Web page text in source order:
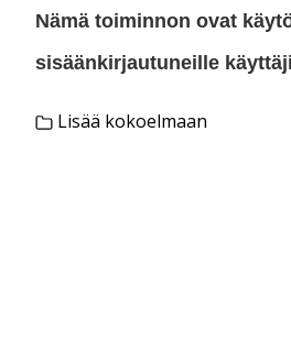
Nämä toiminnon ovat
sisäänkirjautuneille
Lisää kokoelmaan